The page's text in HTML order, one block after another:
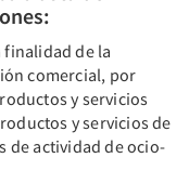
de la
comercial, por
y servicios
y servicios de
de actividad de ocio-